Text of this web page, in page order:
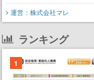
運営：株式会社マレ
ランキング
1